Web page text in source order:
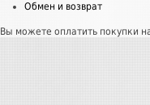
Обмен и возврат
Вы можете оплатить покупки